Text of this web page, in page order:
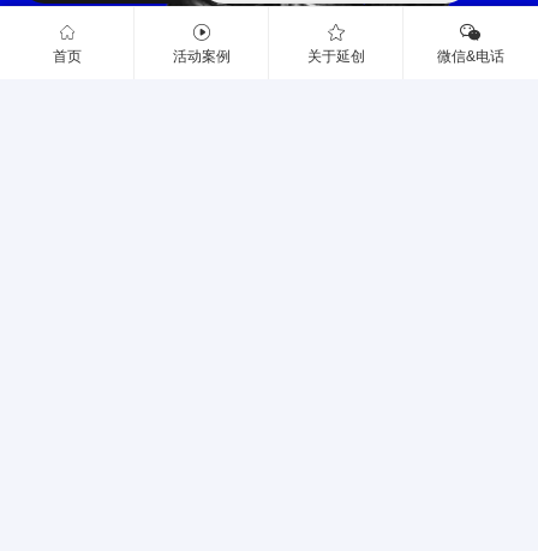
首页 活动案例 关于延创 微信&电话